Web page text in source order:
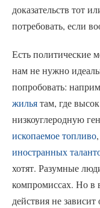
доказательств тот
потребовать, если
Есть политические
нам не нужно
попробовать:
жильятам, где
низкоуглеродную
ископаемое топливо
иностранных
хотят. Разумные
компромиссах. Но в
действия не